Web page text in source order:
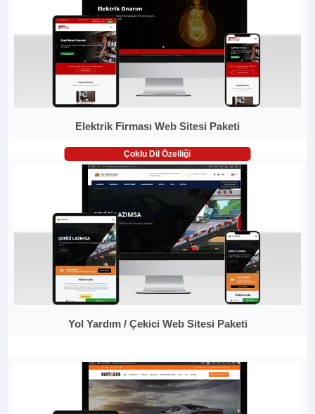
Elektrik Firması Web Sitesi Paketi
Çoklu Dil Özelliği
Yol Yardım / Çekici Web Sitesi Paketi